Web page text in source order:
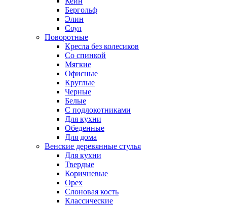
Бергольф
Элин
Соул
Поворотные
Кресла без колесиков
Со спинкой
Мягкие
Офисные
Круглые
Черные
Белые
С подлокотниками
Для кухни
Обеденные
Для дома
Венские деревянные стулья
Для кухни
Твердые
Коричневые
Орех
Слоновая кость
Классические